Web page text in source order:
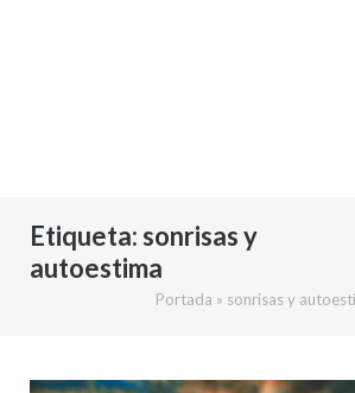
Etiqueta:sonrisas y
autoestima
Portada » sonrisas y